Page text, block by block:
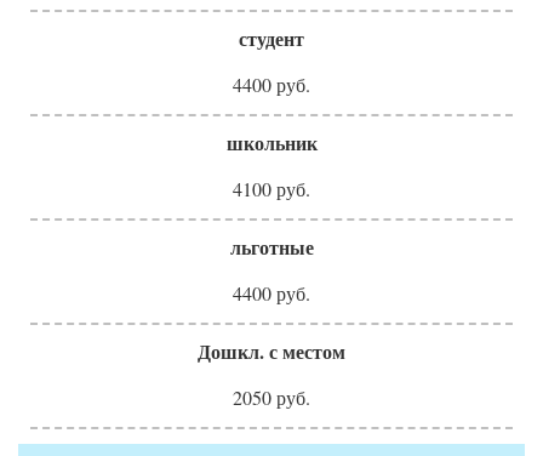
студент
4400 руб.
школьник
4100 руб.
льготные
4400 руб.
Дошкл. с местом
2050 руб.